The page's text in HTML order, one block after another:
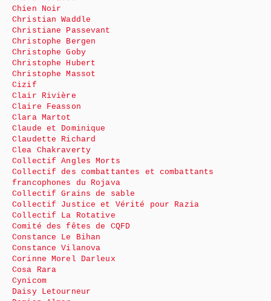
Chien Noir
Christian Waddle
Christiane Passevant
Christophe Bergen
Christophe Goby
Christophe Hubert
Christophe Massot
Cizif
Clair Rivière
Claire Feasson
Clara Martot
Claude et Dominique
Claudette Richard
Clea Chakraverty
Collectif Angles Morts
Collectif des combattantes et combattants
francophones du Rojava
Collectif Grains de sable
Collectif Justice et Vérité pour Razia
Collectif La Rotative
Comité des fêtes de CQFD
Constance Le Bihan
Constance Vilanova
Corinne Morel Darleux
Cosa Rara
Cynicom
Daisy Letourneur